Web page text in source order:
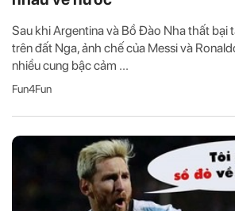
Sau khi Argentina và Bồ Đào Nha thất bại
trên đất Nga, ảnh chế của Messi và
nhiều cung bậc cảm ...
Fun4Fun